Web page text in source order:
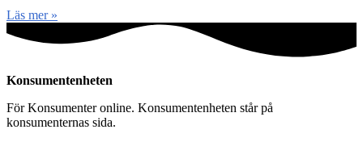
Läs mer »
Konsumentenheten
För Konsumenter online. Konsumentenheten står på
konsumenternas sida.